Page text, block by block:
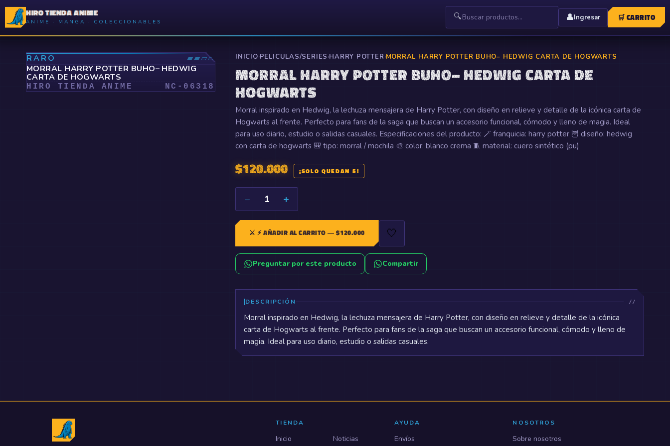
HIRO TIENDA ANIME
ANIME · MANGA · COLECCIONABLES 🔍 👤Ingresar 🛒CARRITO
RARO ▰▰▱▱
⤢
MORRAL HARRY POTTER BUHO– HEDWIG
CARTA DE HOGWARTS
HIRO TIENDA ANIME NC- 06318
INICIO›PELICULAS/SERIES›HARRY POTTER›MORRAL HARRY POTTER BUHO– HEDWIG CARTA DE HOGWARTS
MORRAL HARRY POTTER BUHO– HEDWIG CARTA DE
HOGWARTS
Morral inspirado en Hedwig, la lechuza mensajera de Harry Potter, con diseño en relieve y detalle de la icónica carta de
Hogwarts al frente. Perfecto para fans de la saga que buscan un accesorio funcional, cómodo y lleno de magia. Ideal
para uso diario, estudio o salidas casuales. Especificaciones del producto: 🪄 franquicia: harry potter 🦉 diseño: hedwig
con carta de hogwarts 🎒 tipo: morral / mochila 🎨 color: blanco crema 🧵 material: cuero sintético (pu)
$120.000 ¡SOLO QUEDAN 5!
− 1 +
⚔️⚡ AÑADIR AL CARRITO — $120.000 🤍
Preguntar por este producto Compartir
DESCRIPCIÓN
Morral inspirado en Hedwig, la lechuza mensajera de Harry Potter, con diseño en relieve y detalle de la icónica
carta de Hogwarts al frente. Perfecto para fans de la saga que buscan un accesorio funcional, cómodo y lleno de
magia. Ideal para uso diario, estudio o salidas casuales.
TIENDA
Inicio Noticias
AYUDA
Envíos
NOSOTROS
Sobre nosotros